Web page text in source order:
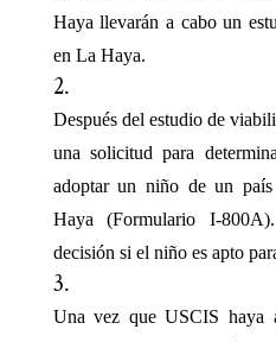
Haya llevarán a cabo un
en La Haya.
Después del estudio de
una solicitud para
adoptar un niño de un
Haya (Formulario I-
decisión si el niño es apto
Una vez que USCIS haya